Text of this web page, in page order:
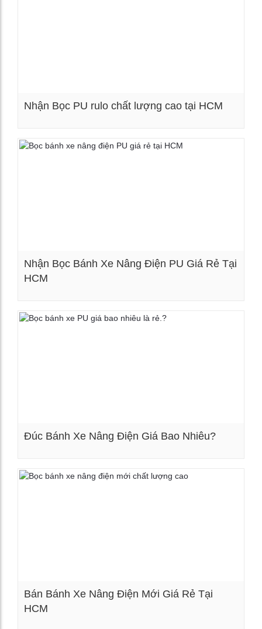
Nhận Bọc PU rulo chất lượng cao tại HCM
Nhận Bọc Bánh Xe Nâng Điện PU Giá Rẻ Tại
HCM
Đúc Bánh Xe Nâng Điện Giá Bao Nhiêu?
Bán Bánh Xe Nâng Điện Mới Giá Rẻ Tại
HCM